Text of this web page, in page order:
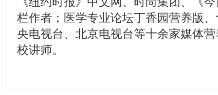
栏作者；医学专业论坛丁香园营养版
央电视台、北京电视台等十余家媒体
校讲师。